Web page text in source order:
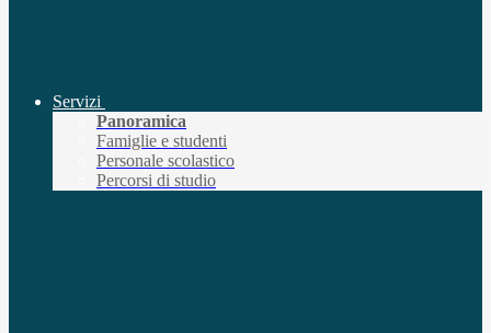
Servizi
Panoramica
Famiglie e studenti
Personale scolastico
Percorsi di studio